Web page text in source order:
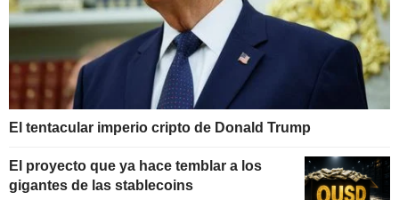
El tentacular imperio cripto de Donald Trump
El proyecto que ya hace temblar a los
gigantes de las stablecoins